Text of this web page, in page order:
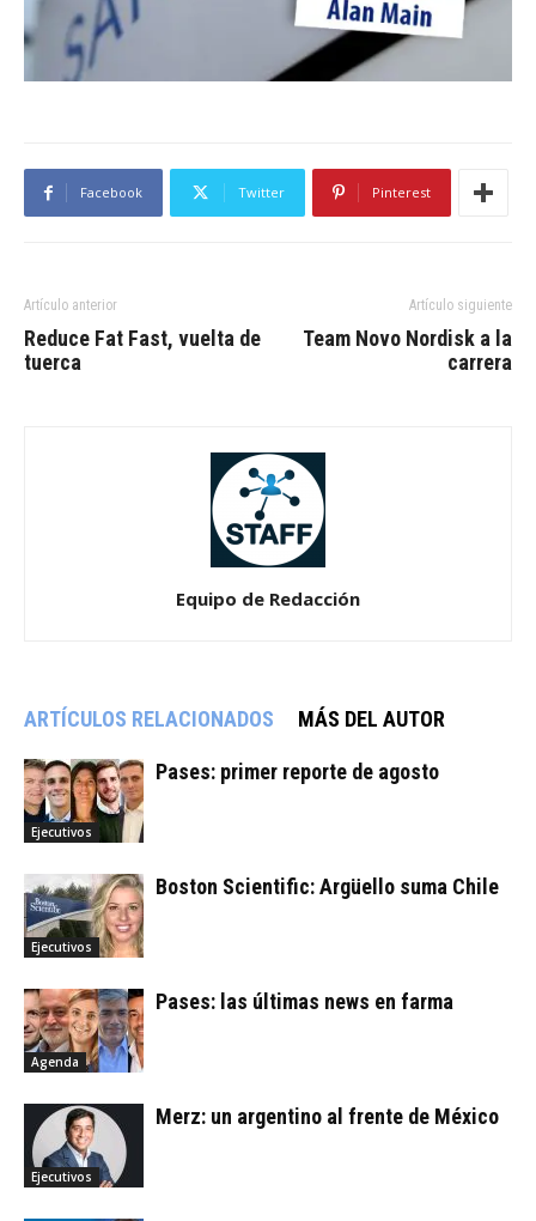
Facebook Twitter Pinterest
Artículo anterior
Reduce Fat Fast, vuelta de
tuerca
Artículo siguiente
Team Novo Nordisk a la
carrera
Equipo de Redacción
ARTÍCULOS RELACIONADOS MÁS DEL AUTOR
Ejecutivos
Pases: primer reporte de agosto
Ejecutivos
Boston Scientific: Argüello suma Chile
Agenda
Pases: las últimas news en farma
Ejecutivos
Merz: un argentino al frente de México